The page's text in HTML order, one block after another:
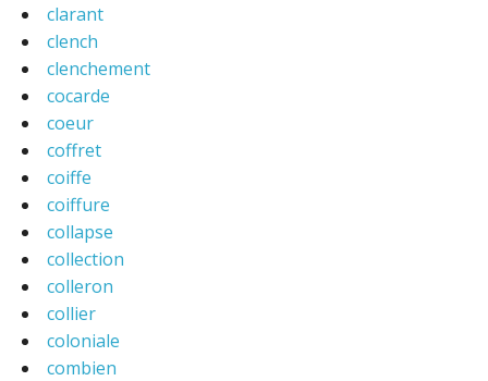
clarant
clench
clenchement
cocarde
coeur
coffret
coiffe
coiffure
collapse
collection
colleron
collier
coloniale
combien